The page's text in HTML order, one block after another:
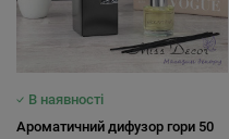
В наявності
Ароматичний дифузор гори 50